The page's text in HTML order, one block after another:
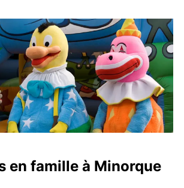
en famille à Minorque